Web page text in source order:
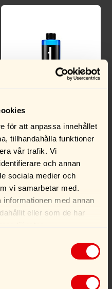
för att anpassa innehållet
tillhandahålla funktioner
vår trafik. Vi
och annan
sociala medier och
vi samarbetar med.
med annan
eller som de har
Tershine Purify S –
500ml
Köp